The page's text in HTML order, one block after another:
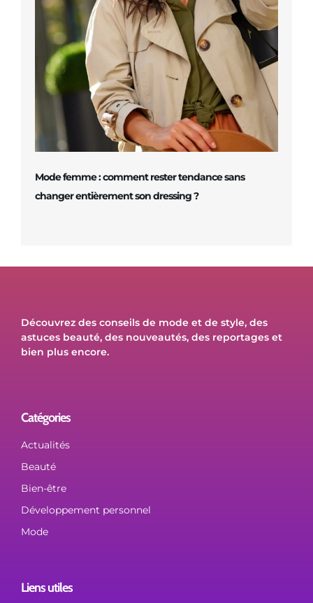
Mode femme : comment rester tendance sans
changer entièrement son dressing ?
Découvrez des conseils de mode et de style, des
astuces beauté, des nouveautés, des reportages et
bien plus encore.
Catégories
Actualités
Beauté
Bien-être
Développement personnel
Mode
Liens utiles